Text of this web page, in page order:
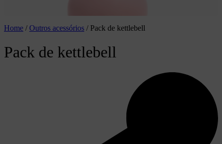
Home / Outros acessórios / Pack de kettlebell
Pack de kettlebell